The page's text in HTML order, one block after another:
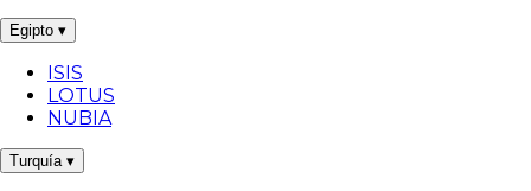
Egipto ▾
ISIS
LOTUS
NUBIA
Turquía ▾